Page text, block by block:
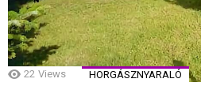
22 Views HORGÁSZNYARALÓ